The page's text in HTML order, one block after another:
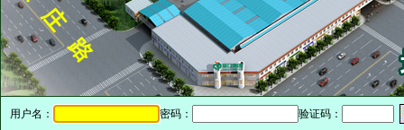
用户名： 密码： 验证码：